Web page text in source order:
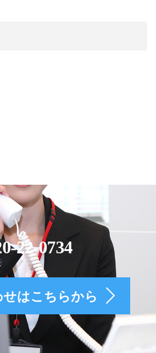
22-0734
はこちらから